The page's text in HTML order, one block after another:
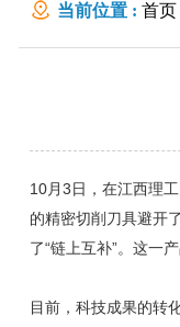
当前位置 : 首页
10月3日，在江西理
的精密切削刀具避开
了“链上互补”。这一
目前，科技成果的转